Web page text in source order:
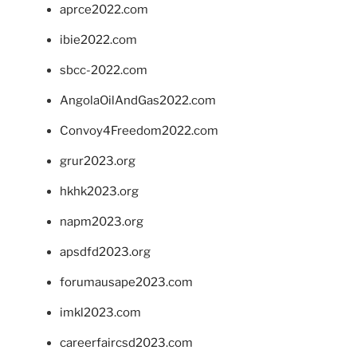
aprce2022.com
ibie2022.com
sbcc-2022.com
AngolaOilAndGas2022.com
Convoy4Freedom2022.com
grur2023.org
hkhk2023.org
napm2023.org
apsdfd2023.org
forumausape2023.com
imkl2023.com
careerfaircsd2023.com